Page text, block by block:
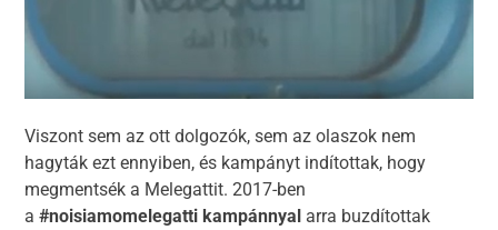
Viszont sem az ott dolgozók, sem az olaszok nem
hagyták ezt ennyiben, és kampányt indítottak, hogy
megmentsék a Melegattit. 2017-ben
a#noisiamomelegatti kampánnyal arra buzdítottak